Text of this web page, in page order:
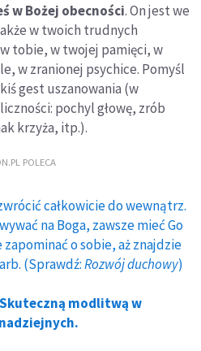
w Bożej obecności. On jest we
w twoich trudnych
tobie, w twojej pamięci, w
w zranionej psychice. Pomyśl
gest uszanowania (w
pochyl głowę, zrób
krzyża, itp.).
POLECA
całkowicie do wewnątrz.
na Boga, zawsze mieć Go
o sobie, aż znajdzie
(Sprawdź:Rozwój duchowy)
Skuteczną modlitwą w